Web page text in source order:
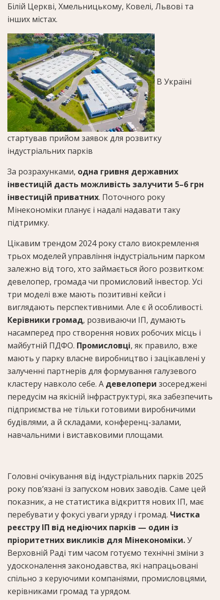
Білій Церкві, Хмельницькому, Ковелі, Львові та
інших містах.
В Україні
стартував прийом заявок для розвитку
індустріальних парків
За розрахунками, одна гривня державних
інвестицій дасть можливість залучити 5–6 грн
інвестицій приватних. Поточного року
Мінекономіки планує і надалі надавати таку
підтримку.
Цікавим трендом 2024 року стало виокремлення
трьох моделей управління індустріальним парком
залежно від того, хто займається його розвитком:
девелопер, громада чи промисловий інвестор. Усі
три моделі вже мають позитивні кейси і
виглядають перспективними. Але є й особливості.
Керівники громад, розвиваючи ІП, думають
насамперед про створення нових робочих місць і
майбутній ПДФО. Промисловці, як правило, вже
мають у парку власне виробництво і зацікавлені у
залученні партнерів для формування галузевого
кластеру навколо себе. А девелопери зосереджені
передусім на якісній інфраструктурі, яка забезпечить
підприємства не тільки готовими виробничими
будівлями, а й складами, конференц-залами,
навчальними і виставковими площами.
Головні очікування від індустріальних парків 2025
року повʼязані із запуском нових заводів. Саме цей
показник, а не статистика відкриття нових ІП, має
перебувати у фокусі уваги уряду і громад. Чистка
реєстру ІП від недіючих парків — один із
пріоритетних викликів для Мінекономіки.У
Верховній Раді тим часом готуємо технічні зміни з
удосконалення законодавства, які напрацьовані
спільно з керуючими компаніями, промисловцями,
керівниками громад та урядом.